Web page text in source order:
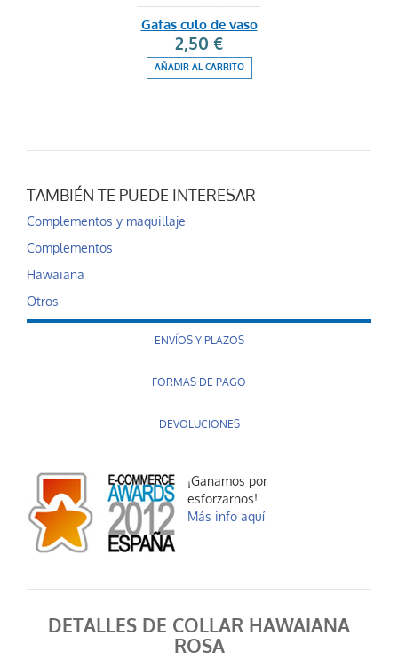
Gafas culo de vaso
2,50 €
AÑADIR AL CARRITO
TAMBIÉN TE PUEDE INTERESAR
Complementos y maquillaje
Complementos
Hawaiana
Otros
ENVÍOS Y PLAZOS
FORMAS DE PAGO
DEVOLUCIONES
¡Ganamos por
esforzarnos!
Más info aquí
DETALLES DE COLLAR HAWAIANA
ROSA